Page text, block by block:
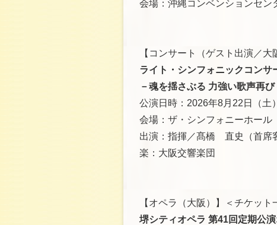
会場：沖縄コンベンションセ
【コンサート（ゲスト出演／
ライト・シンフォニックコン
－魂を揺さぶる 力強い歌声再び
公演日時：2026年8月22日（土
会場：ザ・シンフォニーホール
出演：指揮／髙橋 直史（首
楽：大阪交響楽団
【オペラ（大阪）】＜チケット
堺シティオペラ 第41回定期公演